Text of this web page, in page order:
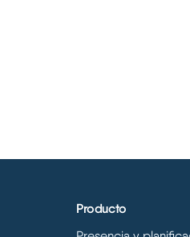
Producto